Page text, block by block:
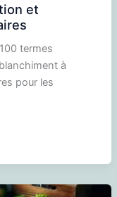
et
termes
à
pour les